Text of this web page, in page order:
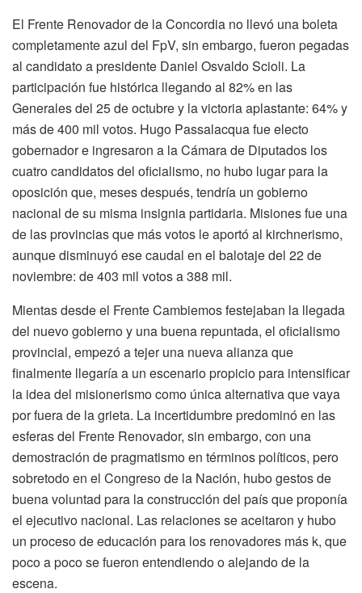
El Frente Renovador de la Concordia no llevó una boleta
completamente azul del FpV, sin embargo, fueron pegadas
al candidato a presidente Daniel Osvaldo Scioli. La
participación fue histórica llegando al 82% en las
Generales del 25 de octubre y la victoria aplastante: 64% y
más de 400 mil votos. Hugo Passalacqua fue electo
gobernador e ingresaron a la Cámara de Diputados los
cuatro candidatos del oficialismo, no hubo lugar para la
oposición que, meses después, tendría un gobierno
nacional de su misma insignia partidaria. Misiones fue una
de las provincias que más votos le aportó al kirchnerismo,
aunque disminuyó ese caudal en el balotaje del 22 de
noviembre: de 403 mil votos a 388 mil.
Mientas desde el Frente Cambiemos festejaban la llegada
del nuevo gobierno y una buena repuntada, el oficialismo
provincial, empezó a tejer una nueva alianza que
finalmente llegaría a un escenario propicio para intensificar
la idea del misionerismo como única alternativa que vaya
por fuera de la grieta. La incertidumbre predominó en las
esferas del Frente Renovador, sin embargo, con una
demostración de pragmatismo en términos políticos, pero
sobretodo en el Congreso de la Nación, hubo gestos de
buena voluntad para la construcción del país que proponía
el ejecutivo nacional. Las relaciones se aceitaron y hubo
un proceso de educación para los renovadores más k, que
poco a poco se fueron entendiendo o alejando de la
escena.